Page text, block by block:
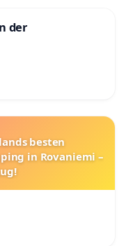
der
besten
in Rovaniemi –